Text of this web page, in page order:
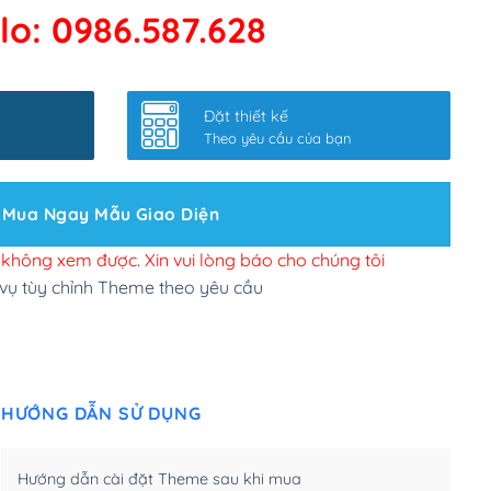
kết google, cập nhật sitemap(+50,000₫)
slider chính (+200,000₫)
site Wordpress(+100,000₫)
đăng web(+300,000₫)
tuỳ chọn (+2,000,000₫)
(+450,000₫)
0986.587.628
Đặt thiết kế
Theo yêu cầu của bạn
Mua Ngay Mẫu Giao Diện
xem được. Xin vui lòng báo cho chúng tôi
tùy chỉnh Theme theo yêu cầu
HƯỚNG DẪN SỬ DỤNG
Hướng dẫn cài đặt Theme sau khi mua